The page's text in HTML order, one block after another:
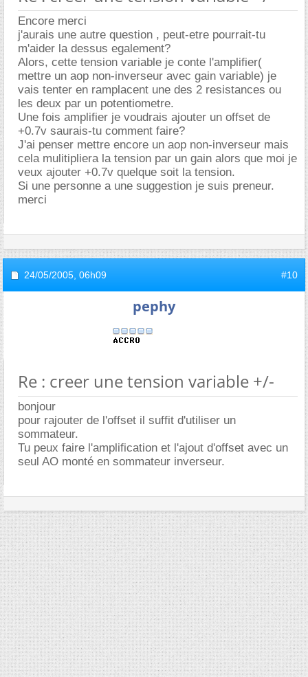
Encore merci
j'aurais une autre question , peut-etre pourrait-tu
m'aider la dessus egalement?
Alors, cette tension variable je conte l'amplifier(
mettre un aop non-inverseur avec gain variable) je
vais tenter en ramplacent une des 2 resistances ou
les deux par un potentiometre.
Une fois amplifier je voudrais ajouter un offset de
+0.7v saurais-tu comment faire?
J'ai penser mettre encore un aop non-inverseur mais
cela mulitipliera la tension par un gain alors que moi je
veux ajouter +0.7v quelque soit la tension.
Si une personne a une suggestion je suis preneur.
merci
24/05/2005, 06h09 #10
pephy
Re : creer une tension variable +/-
bonjour
pour rajouter de l'offset il suffit d'utiliser un
sommateur.
Tu peux faire l'amplification et l'ajout d'offset avec un
seul AO monté en sommateur inverseur.